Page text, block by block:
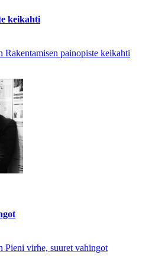
keikahti
Rakentamisen painopiste keikahti
Pieni virhe, suuret vahingot